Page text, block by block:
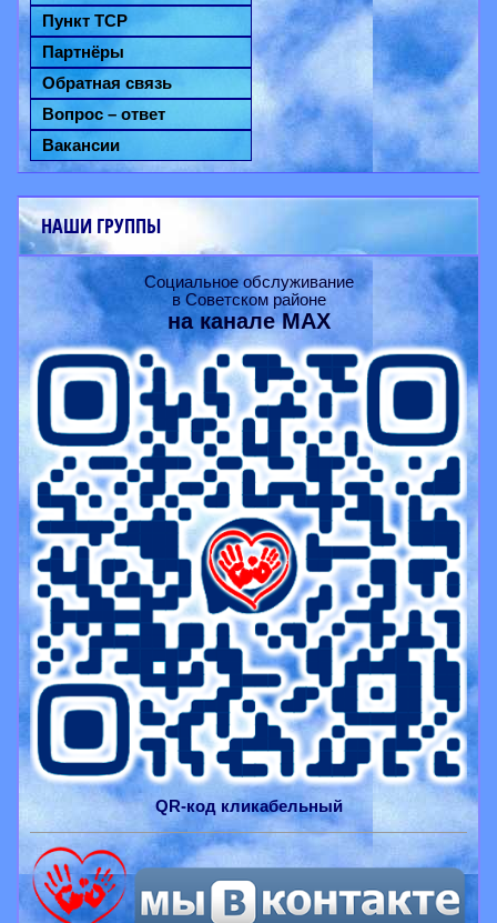
Пункт ТСР
Партнёры
Обратная связь
Вопрос – ответ
Вакансии
НАШИ ГРУППЫ
Социальное обслуживание
в Советском районе
на каналеMAX
QR-код кликабельный